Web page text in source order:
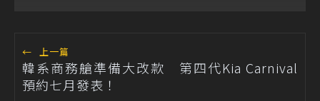
← 上一篇
韓系商務艙準備大改款 第四代Kia Carnival
預約七月發表！